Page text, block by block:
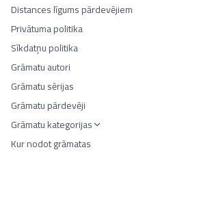
Distances līgums pārdevējiem
Privātuma politika
Sīkdatņu politika
Grāmatu autori
Grāmatu sērijas
Grāmatu pārdevēji
Grāmatu kategorijas
Kur nodot grāmatas